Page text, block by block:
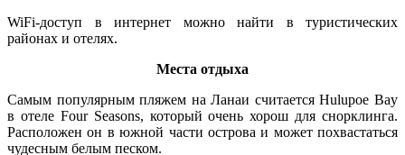
WiFi-доступ в интернет можно найти в туристических
районах и отелях.
Места отдыха
Самым популярным пляжем на Ланаи считается Hulupoe Bay
в отеле Four Seasons, который очень хорош для снорклинга.
Расположен он в южной части острова и может похвастаться
чудесным белым песком.